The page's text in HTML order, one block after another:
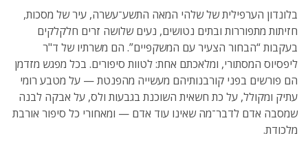
בלונדון הערפילית של שלהי המאה התשע־עשרה, עיר של מסכות,
חזיתות מתפוררות ובתים נטושים, נעים שלושה זרים חלקלקים
בעקבות “הבחור הצעיר עם המשקפיים”. הם משרתיו של ד"ר
ליפסיוס המסתורי, ומלאכתם אחת: לטוות סיפורים. בכל מפגש מזדמן
הם פורשים בפני קורבנותיהם מעשייה מהפנטת — על מטבע רומי
עתיק ומקולל, על כת חשאית השוכנת בגבעות ולס, על אבקה לבנה
שמסבה אדם לדבר־מה שאינו עוד אדם — ומאחורי כל סיפור אורבת
מלכודת.